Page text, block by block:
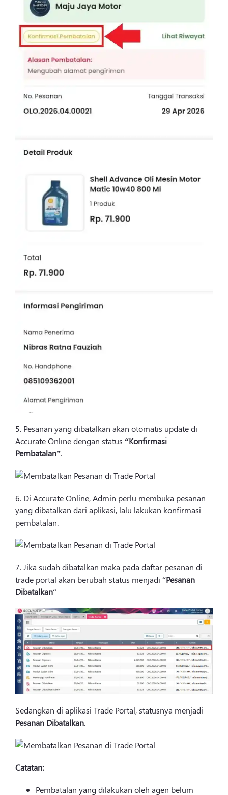
5. Pesanan yang dibatalkan akan otomatis update di
Accurate Online dengan status “Konfirmasi
Pembatalan”.
6. Di Accurate Online, Admin perlu membuka pesanan
yang dibatalkan dari aplikasi, lalu lakukan konfirmasi
pembatalan.
7. Jika sudah dibatalkan maka pada daftar pesanan di
trade portal akan berubah status menjadi “Pesanan
Dibatalkan“
Sedangkan di aplikasi Trade Portal, statusnya menjadi
Pesanan Dibatalkan.
Catatan:
Pembatalan yang dilakukan oleh agen belum